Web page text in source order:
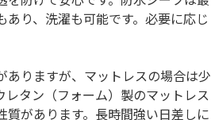
り、洗濯も可能です。必要に応じ
ありますが、マットレスの場合は少
レタン（フォーム）製のマットレス
質があります。長時間強い日差しに